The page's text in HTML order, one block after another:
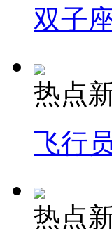
双子
热点
飞行
热点